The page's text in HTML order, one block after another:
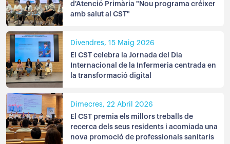
d'Atenció Primària "Nou programa créixer
amb salut al CST"
Divendres, 15 Maig 2026
El CST celebra la Jornada del Dia
Internacional de la Infermeria centrada en
la transformació digital
Dimecres, 22 Abril 2026
El CST premia els millors treballs de
recerca dels seus residents i acomiada una
nova promoció de professionals sanitaris